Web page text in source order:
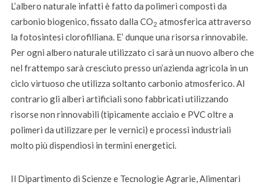
L’albero naturale infatti è fatto da polimeri composti da
carbonio biogenico, fissato dalla CO2 atmosferica attraverso
la fotosintesi clorofilliana. E’ dunque una risorsa rinnovabile.
Per ogni albero naturale utilizzato ci sarà un nuovo albero che
nel frattempo sarà cresciuto presso un’azienda agricola in un
ciclo virtuoso che utilizza soltanto carbonio atmosferico. Al
contrario gli alberi artificiali sono fabbricati utilizzando
risorse non rinnovabili (tipicamente acciaio e PVC oltre a
polimeri da utilizzare per le vernici) e processi industriali
molto più dispendiosi in termini energetici.
Il Dipartimento di Scienze e Tecnologie Agrarie, Alimentari